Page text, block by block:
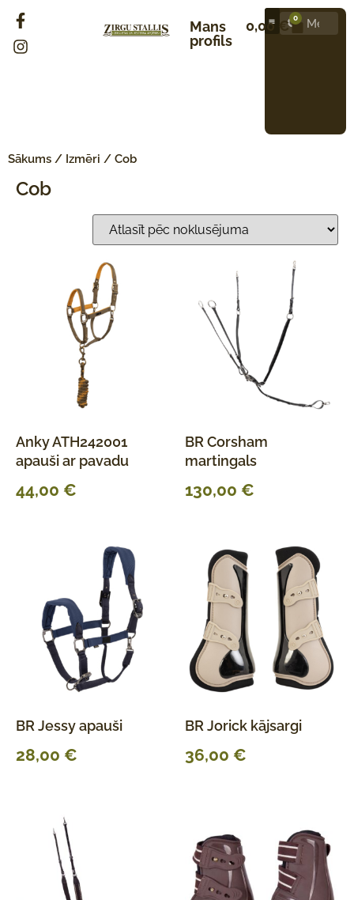
Mans
profils
0,00 € 0
Sākums / Izmēri / Cob
Cob
Anky ATH242001
apauši ar pavadu
44,00 €
BR Corsham
martingals
130,00 €
BR Jessy apauši
28,00 €
BR Jorick kājsargi
36,00 €